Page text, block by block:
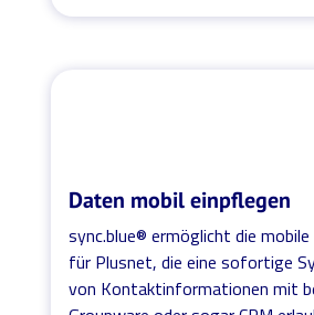
Daten mobil einpflegen
sync.blue® ermöglicht die
für Plusnet, die eine sofortige
von Kontaktinformationen mit